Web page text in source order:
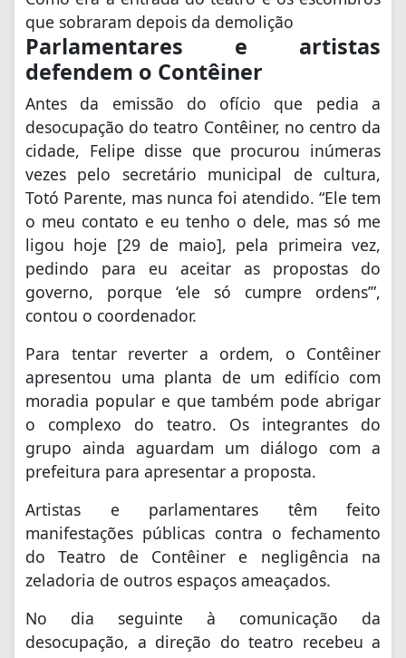
que sobraram depois da demolição
Parlamentares e artistas
defendem o Contêiner
Antes da emissão do ofício que pedia a
desocupação do teatro Contêiner, no centro da
cidade, Felipe disse que procurou inúmeras
vezes pelo secretário municipal de cultura,
Totó Parente, mas nunca foi atendido. “Ele tem
o meu contato e eu tenho o dele, mas só me
ligou hoje [29 de maio], pela primeira vez,
pedindo para eu aceitar as propostas do
governo, porque ‘ele só cumpre ordens’”,
contou o coordenador.
Para tentar reverter a ordem, o Contêiner
apresentou uma planta de um edifício com
moradia popular e que também pode abrigar
o complexo do teatro. Os integrantes do
grupo ainda aguardam um diálogo com a
prefeitura para apresentar a proposta.
Artistas e parlamentares têm feito
manifestações públicas contra o fechamento
do Teatro de Contêiner e negligência na
zeladoria de outros espaços ameaçados.
No dia seguinte à comunicação da
desocupação, a direção do teatro recebeu a